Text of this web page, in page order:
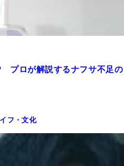
プロが解説するナフサ不足の
フ・文化